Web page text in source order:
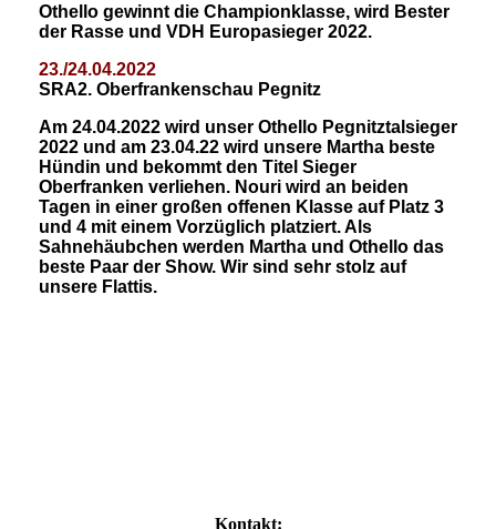
Othello gewinnt die Championklasse, wird Bester
der Rasse und VDH Europasieger 2022.
23./24.04.2022
SRA2. Oberfrankenschau Pegnitz
Am 24.04.2022 wird unser Othello Pegnitztalsieger
2022 und am 23.04.22 wird unsere Martha beste
Hündin und bekommt den Titel Sieger
Oberfranken verliehen. Nouri wird an beiden
Tagen in einer großen offenen Klasse auf Platz 3
und 4 mit einem Vorzüglich platziert. Als
Sahnehäubchen werden Martha und Othello das
beste Paar der Show. Wir sind sehr stolz auf
unsere Flattis.
Kontakt: